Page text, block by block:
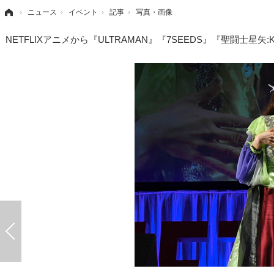
› ニュース › イベント › 記事 › 写真・画像
NETFLIXアニメから『ULTRAMAN』『7SEEDS』『聖闘士星